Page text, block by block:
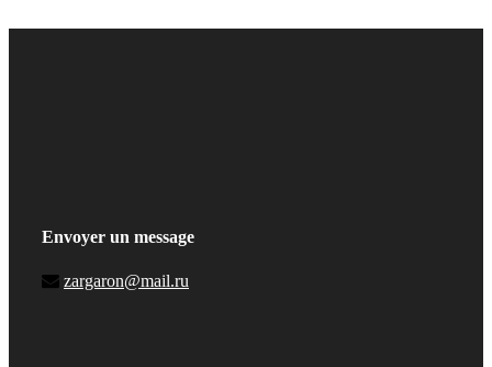
Envoyer un message
zargaron@mail.ru